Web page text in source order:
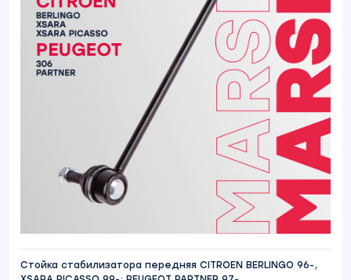
Стойка стабилизатора передняя CITROEN BERLINGO 96-,